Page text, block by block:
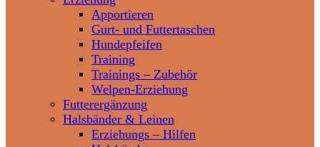
Apportieren
Gurt- und Futtertaschen
Hundepfeifen
Training
Trainings – Zubehör
Welpen-Erziehung
Futterergänzung
Halsbänder & Leinen
Erziehungs – Hilfen